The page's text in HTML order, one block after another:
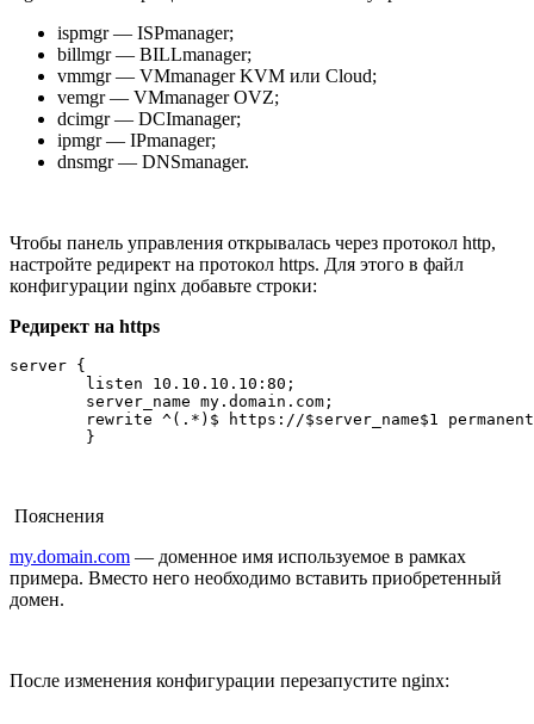
ispmgr — ISPmanager;
billmgr — BILLmanager;
vmmgr — VMmanager KVM или Cloud;
vemgr — VMmanager OVZ;
dcimgr — DCImanager;
ipmgr — IPmanager;
dnsmgr — DNSmanager.
Чтобы панель управления открывалась через протокол http,
настройте редирект на протокол https. Для этого в файл
конфигурации nginx добавьте строки:
Редирект на https
server {
        listen 10.10.10.10:80;
        server_name my.domain.com;
rewrite ^(.*)$ https://$server_name$1
        }
Пояснения
my.domain.com — доменное имя используемое в рамках
примера. Вместо него необходимо вставить приобретенный
домен.
После изменения конфигурации перезапустите nginx: